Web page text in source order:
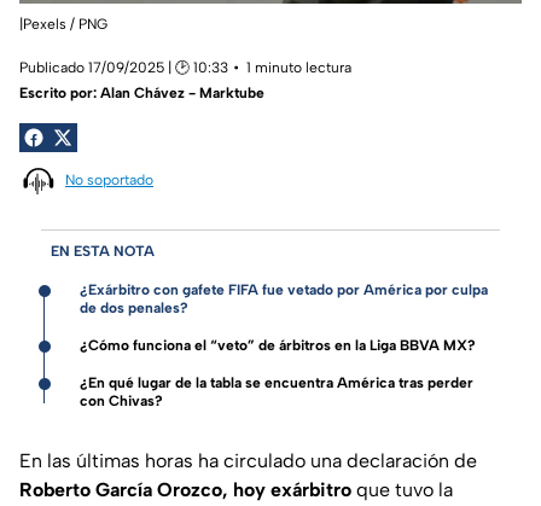
|Pexels / PNG
Publicado 17/09/2025 | 🕑 10:33
1 minuto lectura
Escrito por: Alan Chávez - Marktube
No soportado
EN ESTA NOTA
¿Exárbitro con gafete FIFA fue vetado por América por culpa
de dos penales?
¿Cómo funciona el “veto” de árbitros en la Liga BBVA MX?
¿En qué lugar de la tabla se encuentra América tras perder
con Chivas?
En las últimas horas ha circulado una declaración de
Roberto García Orozco, hoy exárbitro que tuvo la